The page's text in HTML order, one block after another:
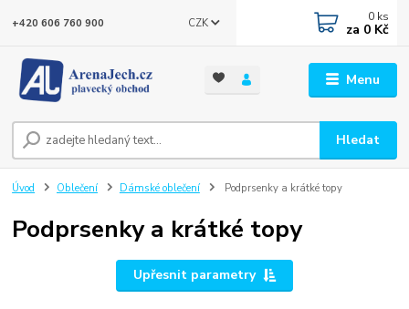
Menu
CZK
Hledat
+420 606 760 900 0 ks
za 0 Kč
Úvod Oblečení Dámské oblečení Podprsenky a krátké topy
Podprsenky a krátké topy
Upřesnit parametry